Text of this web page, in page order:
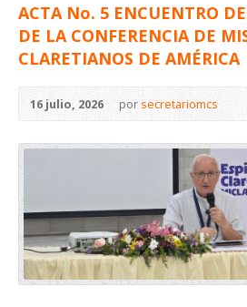
ACTA No. 5 ENCUENTRO
DE LA CONFERENCIA DE
CLARETIANOS DE AMÉRICA
16 julio, 2026 por secretariomcs